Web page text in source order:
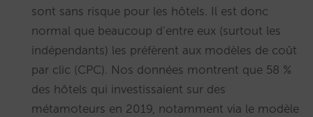
sont sans risque pour les hôtels. Il est donc
normal que beaucoup d’entre eux (surtout les
indépendants) les préfèrent aux modèles de coût
par clic (CPC). Nos données montrent que 58 %
des hôtels qui investissaient sur des
métamoteurs en 2019, notamment via le modèle